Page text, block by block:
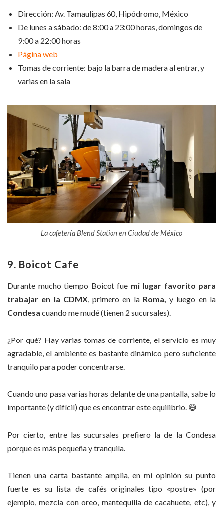
Dirección: Av. Tamaulipas 60, Hipódromo, México
De lunes a sábado: de 8:00 a 23:00 horas, domingos de
9:00 a 22:00 horas
Página web
Tomas de corriente: bajo la barra de madera al entrar, y
varias en la sala
La cafetería Blend Station en Ciudad de México
9. Boicot Cafe
Durante mucho tiempo Boicot fue mi lugar favorito para
trabajar en la CDMX, primero en la Roma, y luego en la
Condesa cuando me mudé (tienen 2 sucursales).
¿Por qué? Hay varias tomas de corriente, el servicio es muy
agradable, el ambiente es bastante dinámico pero suficiente
tranquilo para poder concentrarse.
Cuando uno pasa varias horas delante de una pantalla, sabe lo
importante (y difícil) que es encontrar este equilibrio. 😅
Por cierto, entre las sucursales prefiero la de la Condesa
porque es más pequeña y tranquila.
Tienen una carta bastante amplia, en mi opinión su punto
fuerte es su lista de cafés originales tipo «postre» (por
ejemplo, mezcla con oreo, mantequilla de cacahuete, etc), y